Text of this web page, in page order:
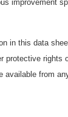
improvement
in this data
protective rights
available from